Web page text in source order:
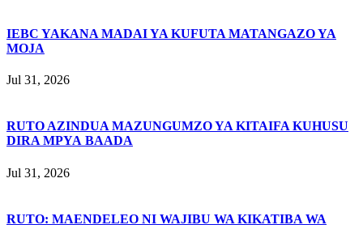
IEBC YAKANA MADAI YA KUFUTA MATANGAZO YA
MOJA
Jul 31, 2026
RUTO AZINDUA MAZUNGUMZO YA KITAIFA KUHUSU
DIRA MPYA BAADA
Jul 31, 2026
RUTO: MAENDELEO NI WAJIBU WA KIKATIBA WA